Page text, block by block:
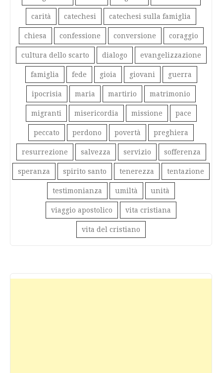
carità catechesi catechesi sulla famiglia
chiesa confessione conversione coraggio
cultura dello scarto dialogo evangelizzazione
famiglia fede gioia giovani guerra
ipocrisia maria martirio matrimonio
migranti misericordia missione pace
peccato perdono povertà preghiera
resurrezione salvezza servizio sofferenza
speranza spirito santo tenerezza tentazione
testimonianza umiltà unità
viaggio apostolico vita cristiana
vita del cristiano